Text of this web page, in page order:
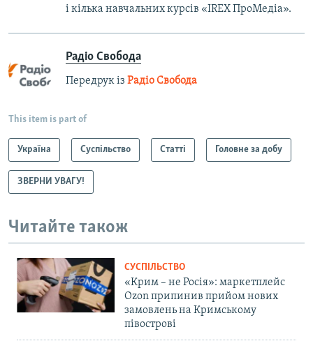
і кілька навчальних курсів «IREX ПроМедіа».
Радіо Свобода
Передрук із Радіо Свобода
This item is part of
Україна Суспільство Статті Головне за добу
ЗВЕРНИ УВАГУ!
Читайте також
СУСПІЛЬСТВО
«Крим – не Росія»: маркетплейс
Ozon припинив прийом нових
замовлень на Кримському
півострові